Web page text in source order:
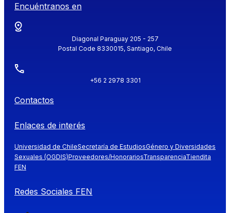
Encuéntranos en
Diagonal Paraguay 205 - 257
Postal Code 8330015, Santiago, Chile
+56 2 2978 3301
Contactos
Enlaces de interés
Universidad de ChileSecretaría de EstudiosGénero y Diversidades
Sexuales (OGDIS)Proveedores/HonorariosTransparenciaTiendita
FEN
Redes Sociales FEN